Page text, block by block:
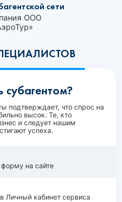
сети
ООО
субагентом?
подтверждает, что спрос на
высок. Те, кто
и следует нашим
успеха.
на сайте
Личный кабинет сервиса